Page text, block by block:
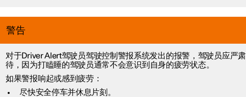
警告
对于Driver Alert驾驶员驾驶控制警报系统发出的报警，驾驶员应严
待，因为打瞌睡的驾驶员通常不会意识到自身的疲劳状态。
如果警报响起或感到疲劳：
尽快安全停车并休息片刻。